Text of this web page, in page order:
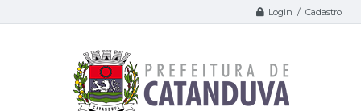
Login / Cadastro